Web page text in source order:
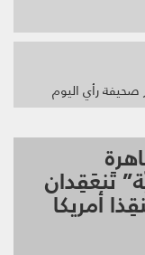
رأي اليوم
تَنعَقِدان
أمريكا